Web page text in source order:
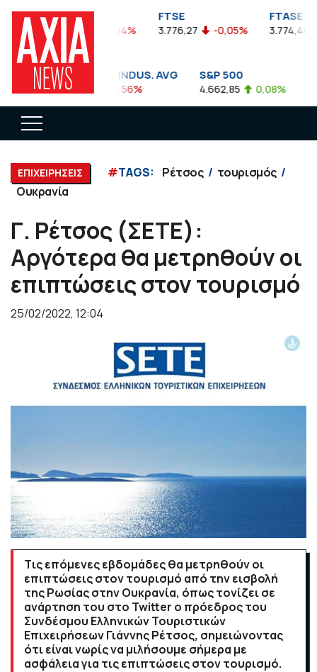
FTSEA
899,47 -0,04%
FTSE
3.776,27 -0,05%
FTASE
3.774,48
DOW JONES INDUS. AVG
35.911,81 -0,56%
S&P 500
4.662,85 0,08%
ΕΠΙΧΕΙΡΗΣΕΙΣ #TAGS: Ρέτσος
τουρισμός
Ουκρανία
Γ. Ρέτσος (ΣΕΤΕ):
Αργότερα θα μετρηθούν οι
επιπτώσεις στον τουρισμό
25/02/2022, 12:04
Tις επόμενες εβδομάδες θα μετρηθούν οι
επιπτώσεις στον τουρισμό από την εισβολή
της Ρωσίας στην Ουκρανία, όπως τονίζει σε
ανάρτηση του στο Twitter ο πρόεδρος του
Συνδέσμου Ελληνικών Τουριστικών
Επιχειρήσεων Γιάννης Ρέτσος, σημειώνοντας
ότι είναι νωρίς να μιλήσουμε σήμερα με
ασφάλεια για τις επιπτώσεις στον τουρισμό.